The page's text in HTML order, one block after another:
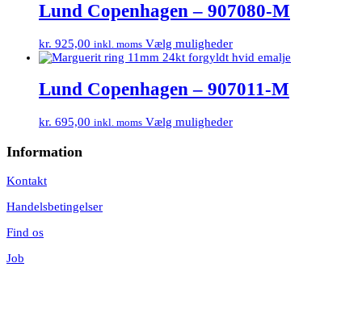
Lund Copenhagen – 907080-M
kr. 925,00 inkl. moms Vælg muligheder
Lund Copenhagen – 907011-M
kr. 695,00 inkl. moms Vælg muligheder
Information
Kontakt
Handelsbetingelser
Find os
Job